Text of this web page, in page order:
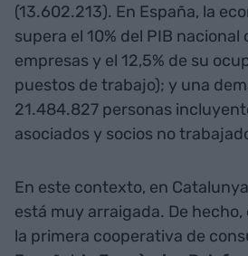
(13.602.213). En España, la
supera el 10% del PIB
empresas y el 12,5% de su
puestos de trabajo); y una
21.484.827 personas
asociados y socios no
En este contexto, en
está muy arraigada. De
la primera cooperativa de